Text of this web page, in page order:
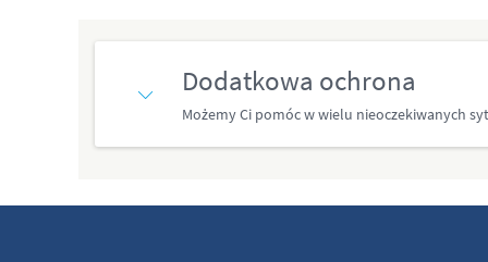
Dodatkowa ochrona
Możemy Ci pomóc w wielu nieoczekiwanych